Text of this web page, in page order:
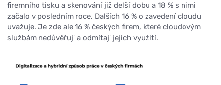
firemního tisku a skenování již delší dobu a 18 % s nimi
začalo v posledním roce. Dalších 16 % o zavedení cloudu
uvažuje. Je zde ale 16 % českých firem, které cloudovým
službám nedůvěřují a odmítají jejich využití.